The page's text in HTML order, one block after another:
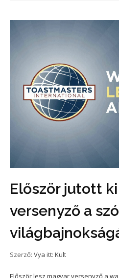
Először jutott
versenyző a
Szerző: Vya itt: Kult
Először lesz magyar versenyző a